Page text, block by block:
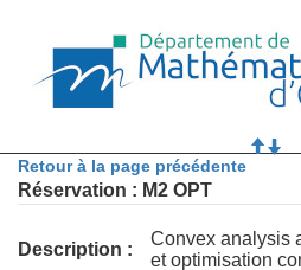
Retour à la page précédente
Réservation : M2 OPT
Description :
Convex analysis